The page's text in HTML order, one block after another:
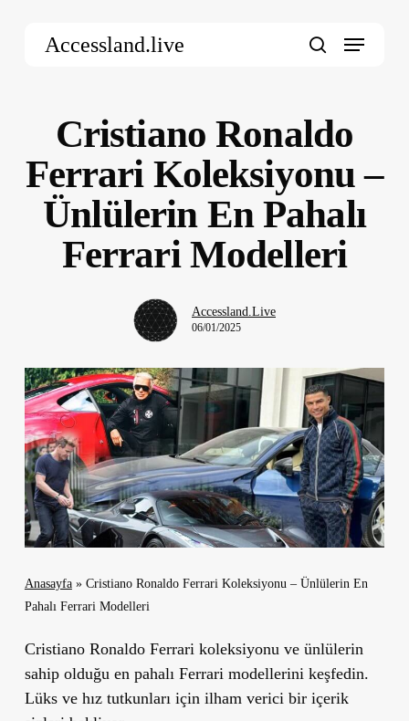
Accessland.live Menu
Cristiano Ronaldo
Ferrari Koleksiyonu –
Ünlülerin En Pahalı
Ferrari Modelleri
Accessland.Live
06/01/2025
Anasayfa» Cristiano Ronaldo Ferrari Koleksiyonu – Ünlülerin En
Pahalı Ferrari Modelleri
Cristiano Ronaldo Ferrari koleksiyonu ve ünlülerin
sahip olduğu en pahalı Ferrari modellerini keşfedin.
Lüks ve hız tutkunları için ilham verici bir içerik